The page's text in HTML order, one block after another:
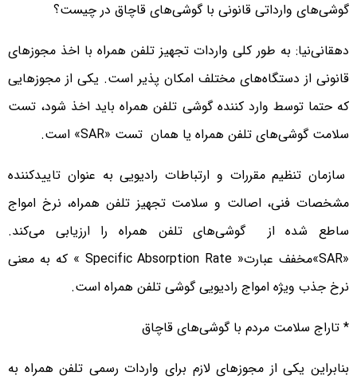
گوشی‌های وارداتی قانونی با گوشی‌های قاچاق در چیست؟
دهقانی‌نیا: به طور کلی واردات تجهیز تلفن همراه با اخذ مجوزهای
قانونی از دستگاه‌های مختلف امکان پذیر است. یکی از مجوزهایی
که حتما توسط وارد کننده گوشی تلفن همراه باید اخذ شود، تست
سلامت گوشی‌های تلفن همراه یا همان تست «SAR» است.
سازمان تنظیم مقررات و ارتباطات رادیویی به عنوان تاییدکننده‌
مشخصات فنی، اصالت و سلامت تجهیز تلفن همراه، نرخ امواج
ساطع شده از گوشی‌های تلفن همراه را ارزیابی می‌کند.
«SAR»مخفف عبارت« Specific Absorption Rate » که به معنی
نرخ جذب ویژه امواج رادیویی گوشی تلفن همراه است.
* تاراج سلامت مردم با گوشی‌های قاچاق
بنابراین یکی از مجوزهای لازم برای وارد‌ات رسمی تلفن همراه به